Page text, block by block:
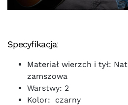
Specyfikacja:
Materiał wierzch i tył:
zamszowa
Warstwy: 2
Kolor: czarny